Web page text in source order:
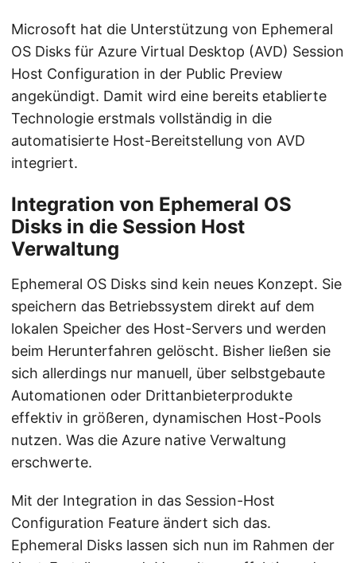
Microsoft hat die Unterstützung von Ephemeral
OS Disks für Azure Virtual Desktop (AVD) Session
Host Configuration in der Public Preview
angekündigt. Damit wird eine bereits etablierte
Technologie erstmals vollständig in die
automatisierte Host-Bereitstellung von AVD
integriert.
Integration von Ephemeral OS
Disks in die Session Host
Verwaltung
Ephemeral OS Disks sind kein neues Konzept. Sie
speichern das Betriebssystem direkt auf dem
lokalen Speicher des Host-Servers und werden
beim Herunterfahren gelöscht. Bisher ließen sie
sich allerdings nur manuell, über selbstgebaute
Automationen oder Drittanbieterprodukte
effektiv in größeren, dynamischen Host-Pools
nutzen. Was die Azure native Verwaltung
erschwerte.
Mit der Integration in das Session-Host
Configuration Feature ändert sich das.
Ephemeral Disks lassen sich nun im Rahmen der